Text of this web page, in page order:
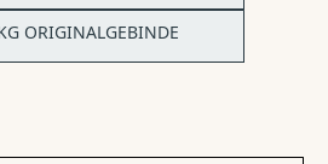
ORIGINALGEBINDE